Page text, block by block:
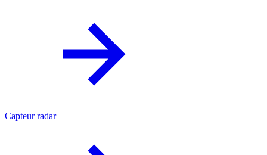
Capteur radar